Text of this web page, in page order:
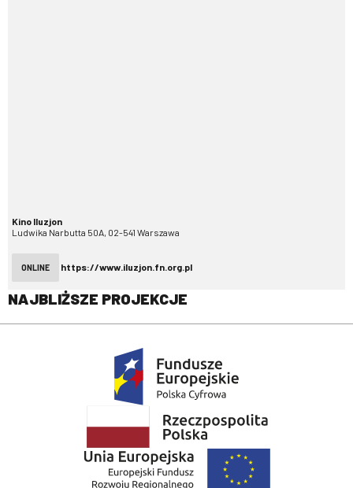
Kino Iluzjon
Ludwika Narbutta 50A, 02-541 Warszawa
ONLINE https://www.iluzjon.fn.org.pl
NAJBLIŻSZE PROJEKCJE